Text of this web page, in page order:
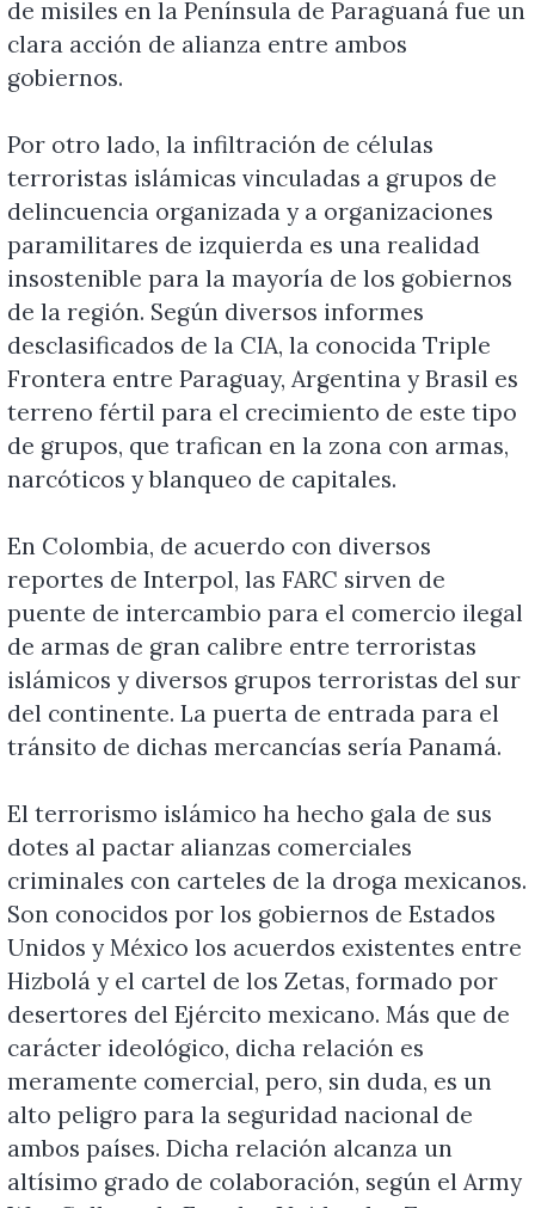
de misiles en la Península de Paraguaná fue un
clara acción de alianza entre ambos
gobiernos.
Por otro lado, la infiltración de células
terroristas islámicas vinculadas a grupos de
delincuencia organizada y a organizaciones
paramilitares de izquierda es una realidad
insostenible para la mayoría de los gobiernos
de la región. Según diversos informes
desclasificados de la CIA, la conocida Triple
Frontera entre Paraguay, Argentina y Brasil es
terreno fértil para el crecimiento de este tipo
de grupos, que trafican en la zona con armas,
narcóticos y blanqueo de capitales.
En Colombia, de acuerdo con diversos
reportes de Interpol, las FARC sirven de
puente de intercambio para el comercio ilegal
de armas de gran calibre entre terroristas
islámicos y diversos grupos terroristas del sur
del continente. La puerta de entrada para el
tránsito de dichas mercancías sería Panamá.
El terrorismo islámico ha hecho gala de sus
dotes al pactar alianzas comerciales
criminales con carteles de la droga mexicanos.
Son conocidos por los gobiernos de Estados
Unidos y México los acuerdos existentes entre
Hizbolá y el cartel de los Zetas, formado por
desertores del Ejército mexicano. Más que de
carácter ideológico, dicha relación es
meramente comercial, pero, sin duda, es un
alto peligro para la seguridad nacional de
ambos países. Dicha relación alcanza un
altísimo grado de colaboración, según el Army